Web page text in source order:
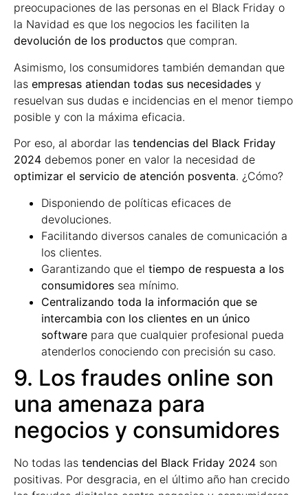
preocupaciones de las personas en el Black Friday o
la Navidad es que los negocios les faciliten la
devolución de los productos que compran.
Asimismo, los consumidores también demandan que
las empresas atiendan todas sus necesidades y
resuelvan sus dudas e incidencias en el menor tiempo
posible y con la máxima eficacia.
Por eso, al abordar las tendencias del Black Friday
2024 debemos poner en valor la necesidad de
optimizar el servicio de atención posventa. ¿Cómo?
Disponiendo de políticas eficaces de
devoluciones.
Facilitando diversos canales de comunicación a
los clientes.
Garantizando que el tiempo de respuesta a los
consumidores sea mínimo.
Centralizando toda la información que se
intercambia con los clientes en un único
software para que cualquier profesional pueda
atenderlos conociendo con precisión su caso.
9. Los fraudes online son
una amenaza para
negocios y consumidores
No todas las tendencias del Black Friday 2024 son
positivas. Por desgracia, en el último año han crecido